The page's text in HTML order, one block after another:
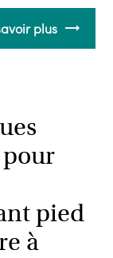
plus
pied
à